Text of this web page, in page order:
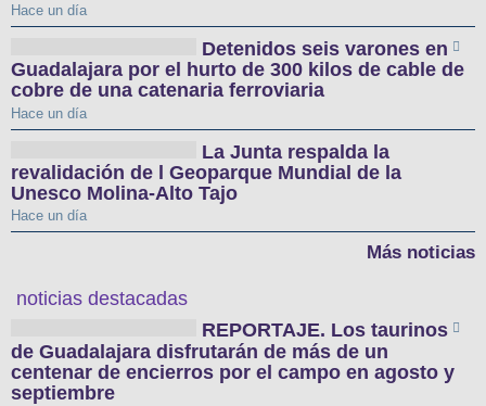
Hace un día
Detenidos seis varones en
Guadalajara por el hurto de 300 kilos de cable de
cobre de una catenaria ferroviaria
Hace un día
La Junta respalda la
revalidación de l Geoparque Mundial de la
Unesco Molina-Alto Tajo
Hace un día
Más noticias
noticias destacadas
REPORTAJE. Los taurinos
de Guadalajara disfrutarán de más de un
centenar de encierros por el campo en agosto y
septiembre